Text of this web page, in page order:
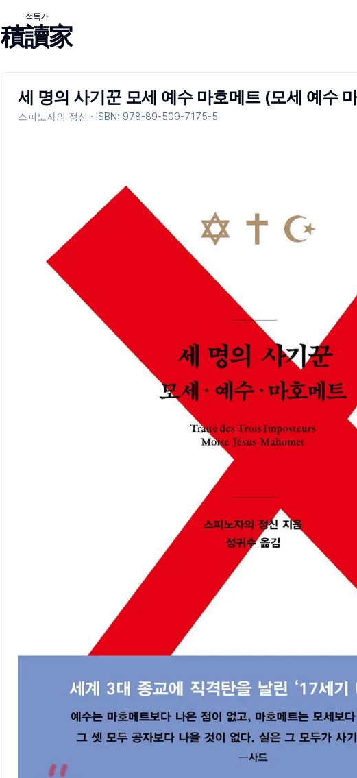
積讀家
적독가
세 명의 사기꾼 모세 예수 마호메트 (모세 예수
스피노자의 정신 · ISBN: 978-89-509-7175-5